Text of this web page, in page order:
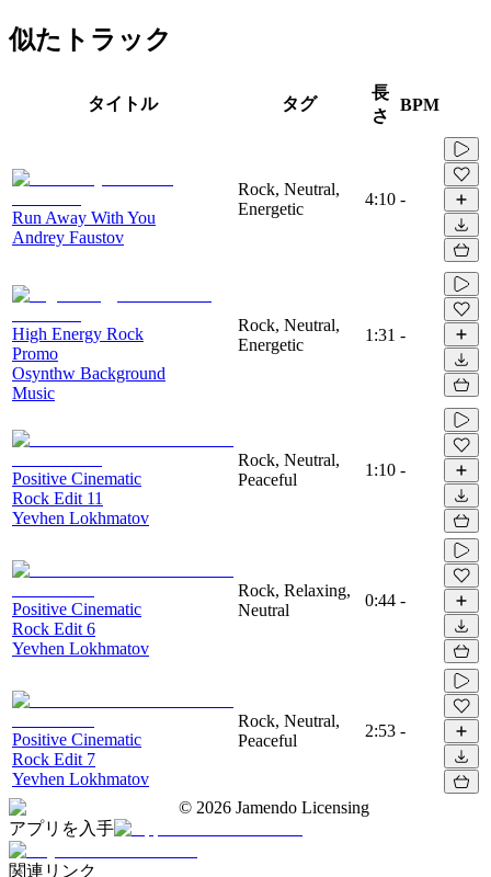
似たトラック
タイトル タグ
長
さ
BPM
Run Away With You
Andrey Faustov
Rock, Neutral,
Energetic
4:10 -
High Energy Rock
Promo
Osynthw Background
Music
Rock, Neutral,
Energetic
1:31 -
Positive Cinematic
Rock Edit 11
Yevhen Lokhmatov
Rock, Neutral,
Peaceful
1:10 -
Positive Cinematic
Rock Edit 6
Yevhen Lokhmatov
Rock, Relaxing,
Neutral
0:44 -
Positive Cinematic
Rock Edit 7
Yevhen Lokhmatov
Rock, Neutral,
Peaceful
2:53 -
© 2026 Jamendo Licensing
アプリを入手
関連リンク